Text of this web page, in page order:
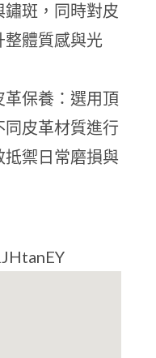
斑，同時對皮
整體質感與光
革保養：選用頂
皮革材質進行
禦日常磨損與